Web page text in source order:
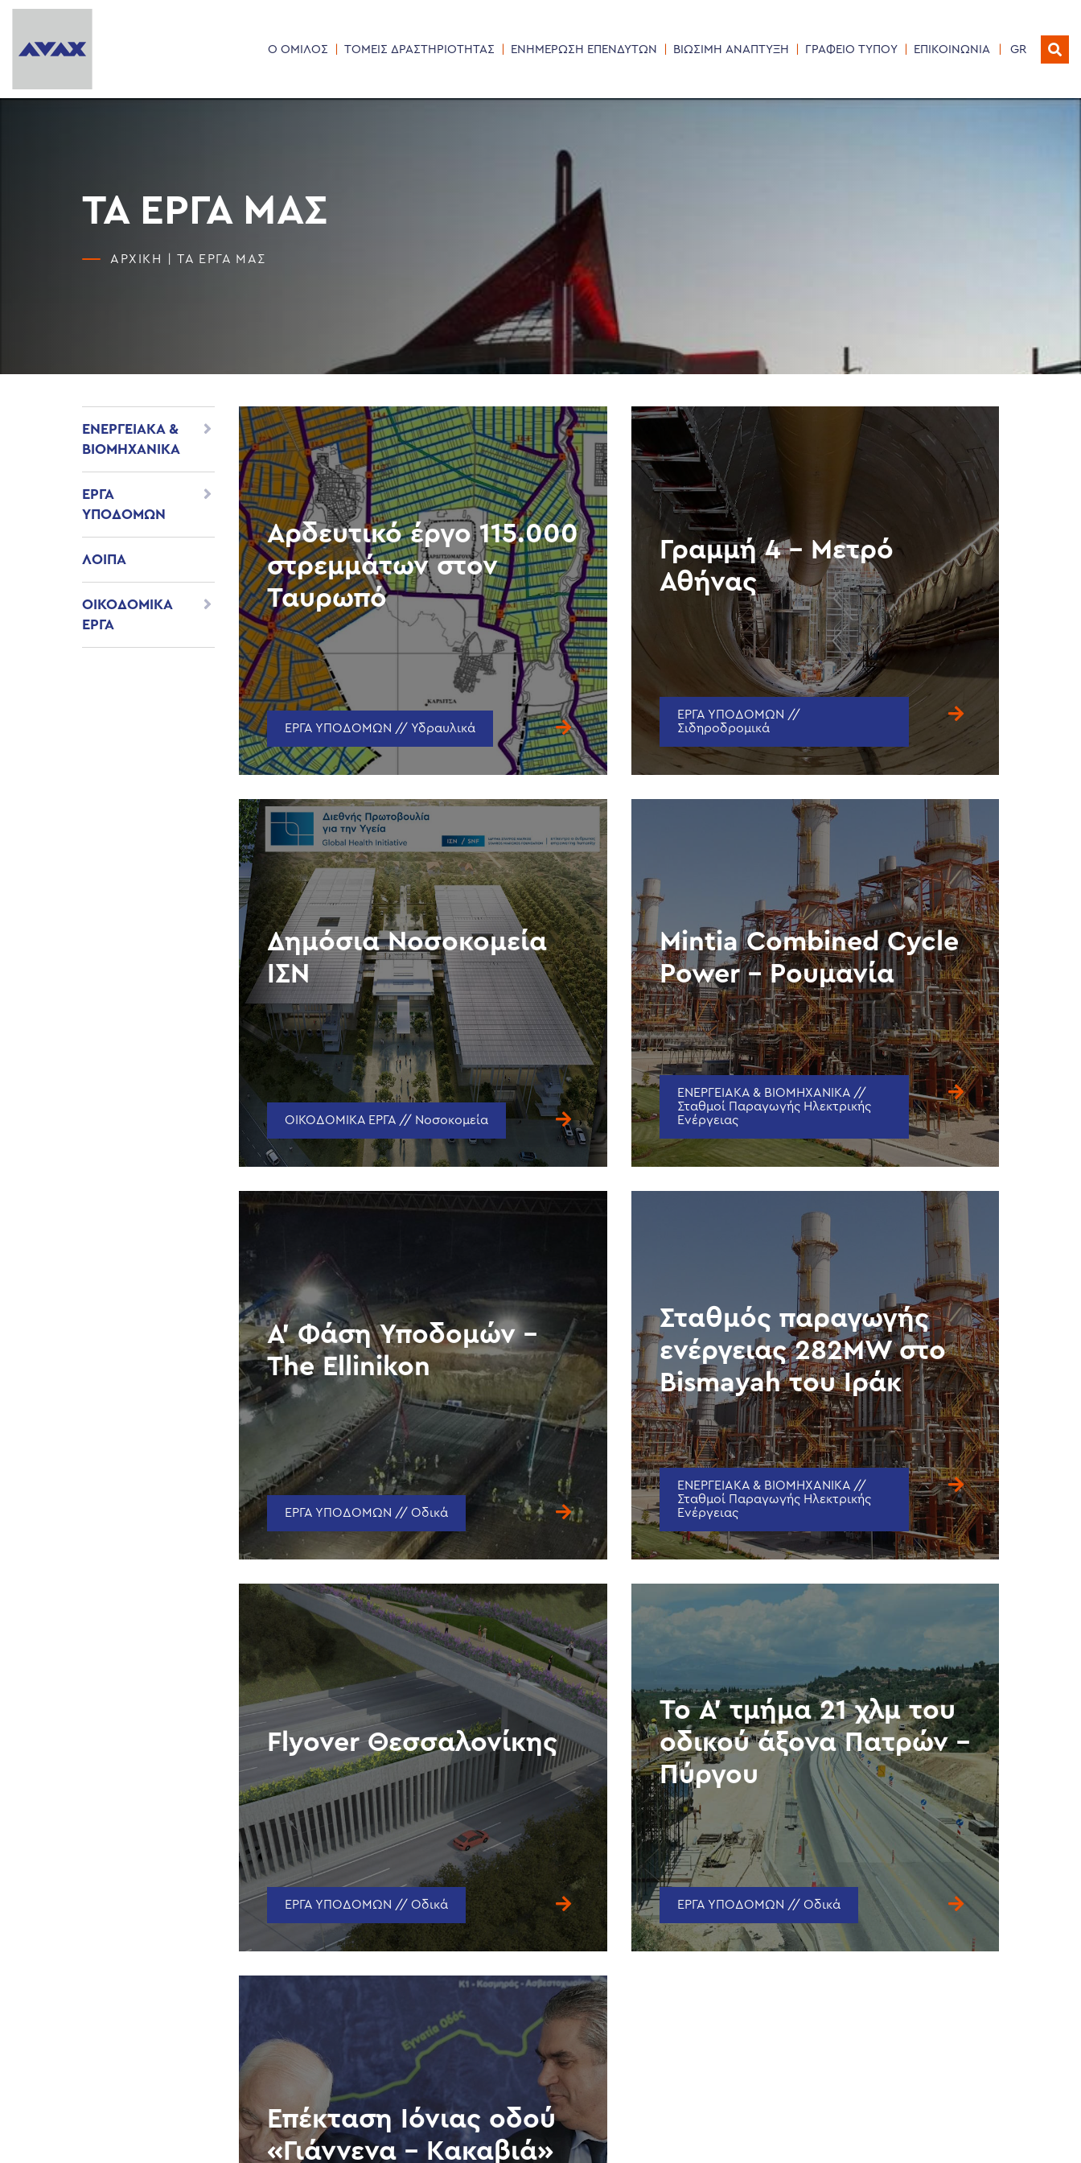
Ο ΟΜΙΛΟΣ ΤΟΜΕΙΣ ΔΡΑΣΤΗΡΙΟΤΗΤΑΣ ΕΝΗΜΕΡΩΣΗ ΕΠΕΝΔΥΤΩΝ ΒΙΩΣΙΜΗ ΑΝΑΠΤΥΞΗ ΓΡΑΦΕΙΟ ΤΥΠΟΥ ΕΠΙΚΟΙΝΩΝΙΑ GR
ΤΑ ΕΡΓΑ ΜΑΣ
ΑΡΧΙΚΗ ΤΑ ΕΡΓΑ ΜΑΣ
ΕΝΕΡΓΕΙΑΚΑ &
ΒΙΟΜΗΧΑΝΙΚΑ
ΕΡΓΑ
ΥΠΟΔΟΜΩΝ
ΛΟΙΠΑ
ΟΙΚΟΔΟΜΙΚΑ
ΕΡΓΑ
Αρδευτικό έργο 115.000
στρεμμάτων στον
Ταυρωπό
ΕΡΓΑ ΥΠΟΔΟΜΩΝ // Υδραυλικά
Γραμμή 4 – Μετρό
Αθήνας
ΕΡΓΑ ΥΠΟΔΟΜΩΝ //
Σιδηροδρομικά
Δημόσια Νοσοκομεία
ΙΣΝ
ΟΙΚΟΔΟΜΙΚΑ ΕΡΓΑ // Νοσοκομεία
Mintia Combined Cycle
Power – Ρουμανία
ΕΝΕΡΓΕΙΑΚΑ & ΒΙΟΜΗΧΑΝΙΚΑ //
Σταθμοί Παραγωγής Ηλεκτρικής
Ενέργειας
Α’ Φάση Υποδομών –
The Ellinikon
ΕΡΓΑ ΥΠΟΔΟΜΩΝ // Οδικά
Σταθμός παραγωγής
ενέργειας 282MW στο
Bismayah του Ιράκ
ΕΝΕΡΓΕΙΑΚΑ & ΒΙΟΜΗΧΑΝΙΚΑ //
Σταθμοί Παραγωγής Ηλεκτρικής
Ενέργειας
Flyover Θεσσαλονίκης
ΕΡΓΑ ΥΠΟΔΟΜΩΝ // Οδικά
Το Α’ τμήμα 21 χλμ του
οδικού άξονα Πατρών –
Πύργου
ΕΡΓΑ ΥΠΟΔΟΜΩΝ // Οδικά
Επέκταση Ιόνιας οδού
«Γιάννενα – Κακαβιά»